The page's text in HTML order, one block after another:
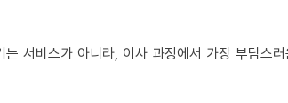
서비스가 아니라, 이사 과정에서 가장 부담스